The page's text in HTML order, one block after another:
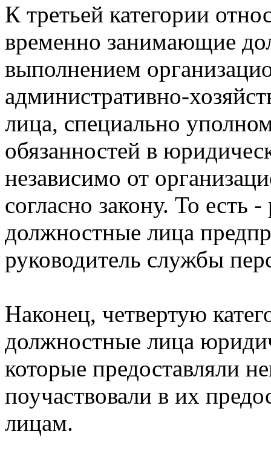
К третьей категории
временно занимающие
выполнением
административно-
лица, специально
обязанностей в
независимо от
согласно закону. То есть
должностные лица
руководитель службы
Наконец, четвертую
должностные лица
которые предоставляли
поучаствовали в их
лицам.